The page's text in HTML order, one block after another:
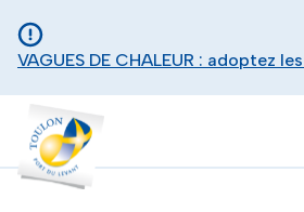
VAGUES DE CHALEUR : adoptez
Toulon - Port du levant, retour à